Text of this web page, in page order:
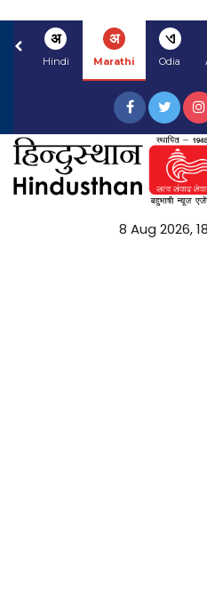
अ
Hindi
अ
Marathi
ଏ
Odia
8 Aug 2026,